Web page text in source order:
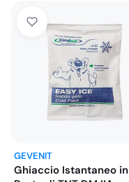
GEVENIT
Ghiaccio Istantaneo in